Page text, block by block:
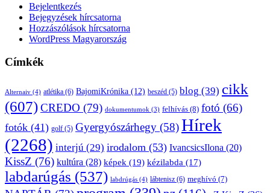
Bejelentkezés
Bejegyzések hírcsatorna
Hozzászólások hírcsatorna
WordPress Magyarország
Címkék
Alternaiv (4) atlétika (6) BajomiKrónika (12) beszéd (5) blog (39) cikk
(607)CREDO (79) dokumentumok (3) felhívás (8) fotó (66)
fotók (41) golf (5) Gyergyószárhegy (58)Hírek
(2268) interjú (29) irodalom (53) IvancsicsIlona (20)
KissZ (76) kultúra (28) képek (19) kézilabda (17)
labdarúgás (537) labdrúgás (4) lábtenisz (6) meghívó (7)